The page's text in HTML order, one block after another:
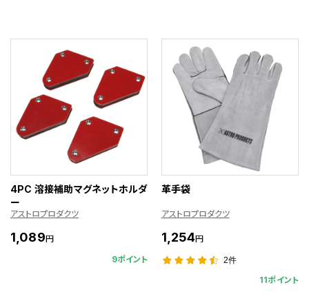
4PC 溶接補助マグネットホルダ
ー
アストロプロダクツ
1,089円
9ポイント
革手袋
アストロプロダクツ
1,254円
2件
11ポイント